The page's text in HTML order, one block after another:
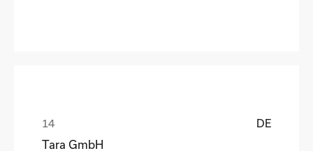
DE
Tara GmbH